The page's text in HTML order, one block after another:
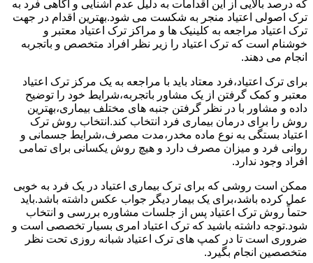
که درصد بالایی از این اقدامات به دلیل عدم آشنایی و آگاهی فرد به
ترک اصولی اعتیاد منجر به شکست می شود.بهترین اقدام در جهت
ترک اعتیاد مراجعه به کلینیک ها و مراکز ترک اعتیاد معتبر و
خوشنام است که ترک اعتیاد را زیر نظر افراد متخصص و باتجربه
انجام می دهند.
برای ترک اعتیاد،فرد معتاد باید با مراجعه به یک مرکز ترک اعتیاد
معتبر و کمک گرفتن از یک مشاور باتجربه،شرایط خود را توضیح
داده و مشاور با در نظر گرفتن جنبه های مختلف بیماری،بهترین
روش را برای درمان بیماری فرد انتخاب کند.انتخاب روش ترک
اعتیاد بستگی به نوع ماده مخدر،مدت مصرف،شرایط جسمانی و
روانی فرد و میزان مصرف دارد و هیچ روش یکسانی برای تمامی
افراد وجود ندارد.
ممکن است روشی که برای ترک بیماری اعتیاد در یک فرد به خوبی
عمل کرده باشد،برای یک بیمار دیگر جواب عکس داشته باشد.باید
حتماً روش ترک اعتیاد پس از جلسات مشاوره بررسی و انتخاب
شود.توجه داشته باشید که ترک اعتیاد امری بسیار تخصصی است و
ضروری است تا در کمپ های ترک اعتیاد شبانه روزی تحت نظر
متخصصین انجام بگیرد.